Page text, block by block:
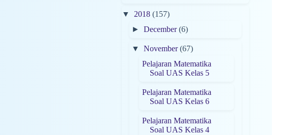
▼ 2018 (157)
►December(6)
▼November(67)
Pelajaran Matematika
Soal UAS Kelas 5
Pelajaran Matematika
Soal UAS Kelas 6
Pelajaran Matematika
Soal UAS Kelas 4